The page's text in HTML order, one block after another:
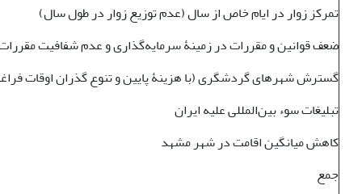
تمرکز زوار در ایام خاص از سال (عدم توزیع زوار در طول سال)
ضعف قوانین و مقررات در زمینۀ سرمایه‌گذاری و عدم شفافیت
گسترش شهرهای گردشگری (با هزینۀ پایین و تنوع گذران اوقات
تبلیغات سوء بین‌المللی علیه ایران
کاهش میانگین اقامت در شهر مشهد
جمع